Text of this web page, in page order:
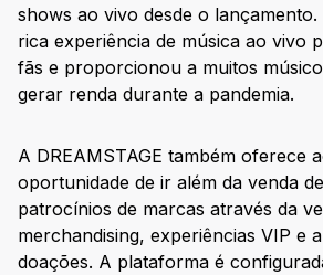
shows ao vivo desde o
rica experiência de música ao vivo
fãs e proporcionou a muitos
gerar renda durante a pandemia.
A DREAMSTAGE também oferece
oportunidade de ir além da venda
patrocínios de marcas através da
merchandising, experiências VIP e
doações. A plataforma é